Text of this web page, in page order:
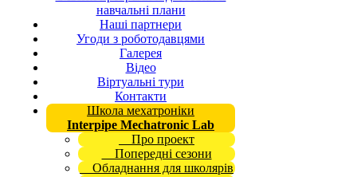
навчальні плани
Наші партнери
Угоди з роботодавцями
Галерея
Відео
Віртуальні тури
Контакти
Школа мехатроніки
Interpipe Mechatronic Lab
Про проект
Попередні сезони
Обладнання для школярів